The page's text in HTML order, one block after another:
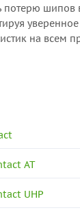
потерю
на всем
AT
UHP